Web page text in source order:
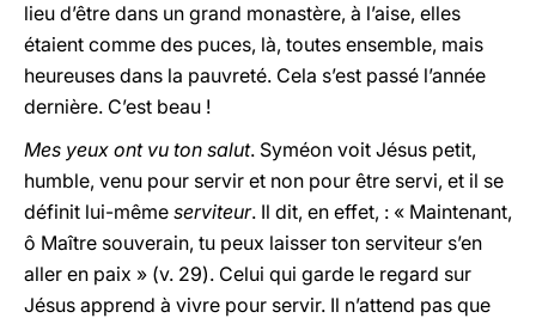
lieu d’être dans un grand monastère, à l’aise, elles
étaient comme des puces, là, toutes ensemble, mais
heureuses dans la pauvreté. Cela s’est passé l’année
dernière. C’est beau !
Mes yeux ont vu ton salut. Syméon voit Jésus petit,
humble, venu pour servir et non pour être servi, et il se
définit lui-même serviteur. Il dit, en effet, : « Maintenant,
ô Maître souverain, tu peux laisser ton serviteur s’en
aller en paix » (v. 29). Celui qui garde le regard sur
Jésus apprend à vivre pour servir. Il n’attend pas que